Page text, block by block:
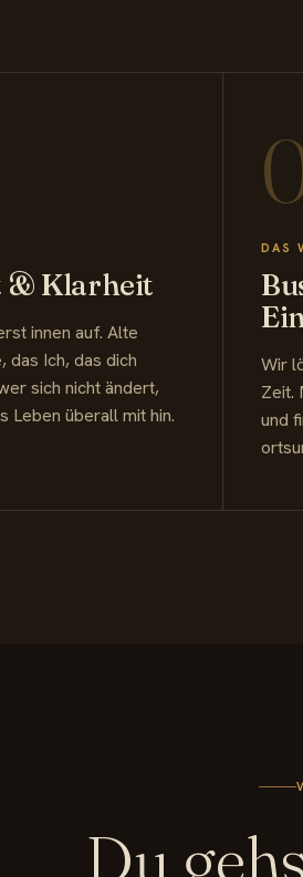
& Klarheit
innen auf. Alte
das Ich, das dich
sich nicht ändert,
Leben überall mit hin.
DAS
Wir
Zeit.
und
Du